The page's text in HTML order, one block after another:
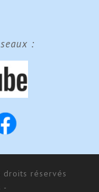
:
droits réservés
-